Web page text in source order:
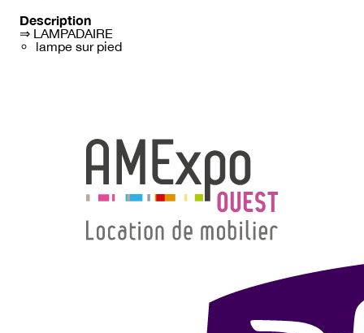
Description
⇒ LAMPADAIRE
lampe sur pied